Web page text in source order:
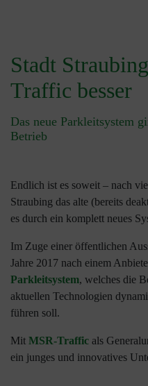
Stadt
Traffic besser
Das neue Parkleitsystem
Betrieb
Endlich ist es soweit – nach
Straubing das alte (bereits
es durch ein komplett neues
Im Zuge einer öffentlichen
Jahre 2017 nach einem
Parkleitsystem, welches die
aktuellen Technologien
führen soll.
Mit MSR-Traffic als
ein junges und innovatives